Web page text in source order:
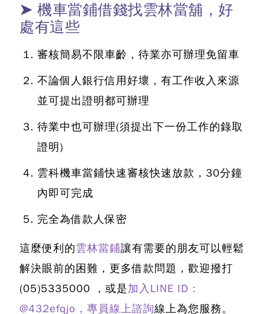
➤ 機車當鋪借錢找雲林當舖，好
處有這些
審核簡易不限車齡，待業亦可辦理免留車
不論個人銀行信用好壞，有工作收入來源
並可提出證明都可辦理
待業中也可辦理(須提出下一份工作的錄取
證明)
雲科機車當鋪快速審核快速放款 ，30分鐘
內即可完成
完全為借款人保密
這麼便利的雲林當鋪讓有需要的朋友可以輕鬆
解決眼前的困難，更多借款問題，歡迎撥打
(05)5335000
，或是加入LINE ID：
@432efqjo，專員線上諮詢線上為您服務。